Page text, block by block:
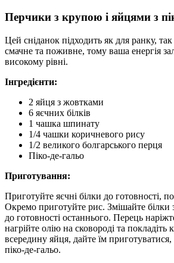
Перчики з крупою і яйцями з
Цей сніданок підходить як для ранку,
смачне та поживне, тому ваша енергія
високому рівні.
Інгредієнти:
2 яйця з жовтками
6 яєчних білків
1 чашка шпинату
1/4 чашки коричневого рису
1/2 великого болгарського перця
Піко-де-гальо
Приготування:
Приготуйте яєчні білки до готовності,
Окремо приготуйте рис. Змішайте
до готовності останнього. Перець
нагрійте олію на сковороді та покладіть
всередину яйця, дайте їм
піко-де-гальо.